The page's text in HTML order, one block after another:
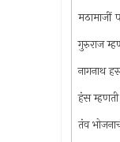
मठामाजीं
गुरुराज
नागनाथ
हंस
तंव